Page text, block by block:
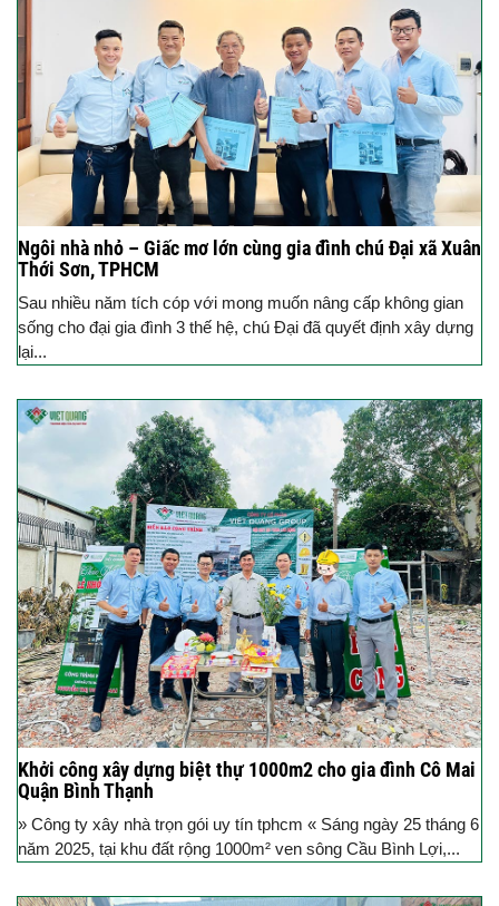
Ngôi nhà nhỏ – Giấc mơ lớn cùng gia đình chú Đại xã Xuân
Thới Sơn, TPHCM
Sau nhiều năm tích cóp với mong muốn nâng cấp không gian
sống cho đại gia đình 3 thế hệ, chú Đại đã quyết định xây dựng
lại...
Khởi công xây dựng biệt thự 1000m2 cho gia đình Cô Mai
Quận Bình Thạnh
» Công ty xây nhà trọn gói uy tín tphcm « Sáng ngày 25 tháng 6
năm 2025, tại khu đất rộng 1000m² ven sông Cầu Bình Lợi,...